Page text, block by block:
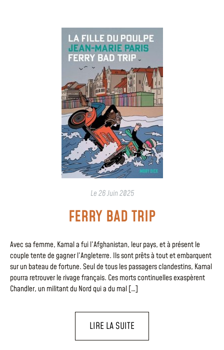
Le26 Juin 2025
FERRY BAD TRIP
Avec sa femme, Kamal a fui l’Afghanistan, leur pays, et à présent le
couple tente de gagner l’Angleterre. Ils sont prêts à tout et embarquent
sur un bateau de fortune. Seul de tous les passagers clandestins, Kamal
pourra retrouver le rivage français. Ces morts continuelles exaspèrent
Chandler, un militant du Nord qui a du mal […]
LIRE LA SUITE